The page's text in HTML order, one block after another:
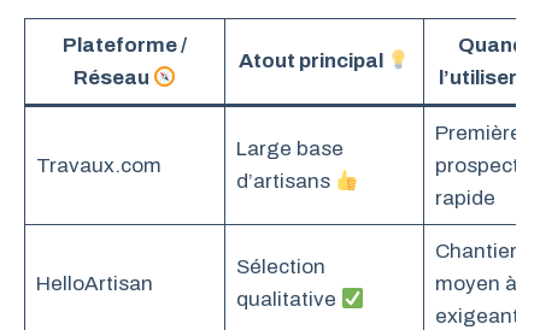
Plateforme /
Réseau
Atout principal
Quand
l’utiliser
Travaux.com
Large base
d’artisans
Première
rapide
HelloArtisan
Sélection
qualitative
Chantier
moyen à
exigeant